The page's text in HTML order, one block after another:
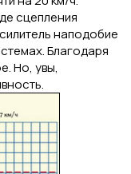
сцепления
наподобие
Благодаря
Но, увы,